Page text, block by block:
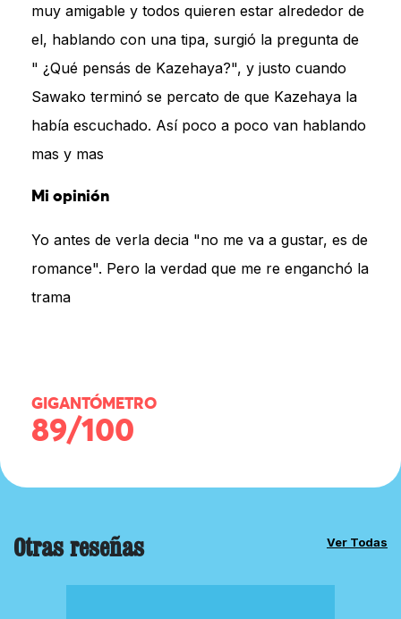
muy amigable y todos quieren estar alrededor de
el, hablando con una tipa, surgió la pregunta de
" ¿Qué pensás de Kazehaya?", y justo cuando
Sawako terminó se percato de que Kazehaya la
había escuchado. Así poco a poco van hablando
mas y mas
Mi opinión
Yo antes de verla decia "no me va a gustar, es de
romance". Pero la verdad que me re enganchó la
trama
GIGANTÓMETRO
89/100
Otras reseñas Ver Todas